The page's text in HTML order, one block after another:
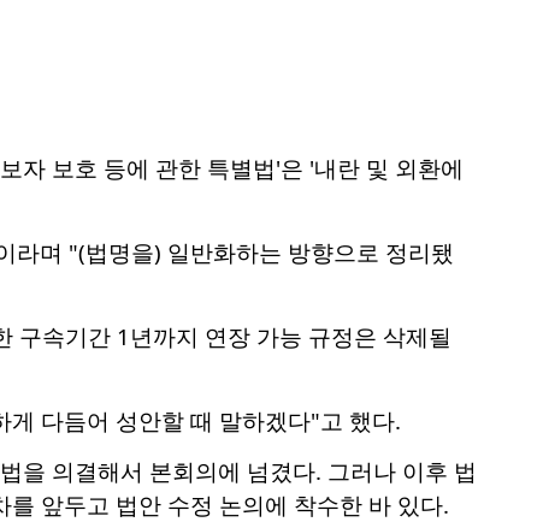
자 보호 등에 관한 특별법'은 '내란 및 외환에
라며 "(법명을) 일반화하는 방향으로 정리됐
구속기간 1년까지 연장 가능 규정은 삭제될
다듬어 성안할 때 말하겠다"고 했다.
을 의결해서 본회의에 넘겼다. 그러나 이후 법
앞두고 법안 수정 논의에 착수한 바 있다.